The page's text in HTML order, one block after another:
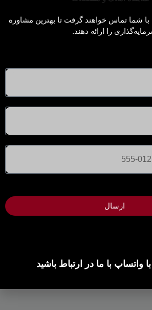
شما تماس خواهند گرفت تا بهترین مشاوره
را ارائه دهند.
ارسال
واتساپ با ما در ارتباط باشید